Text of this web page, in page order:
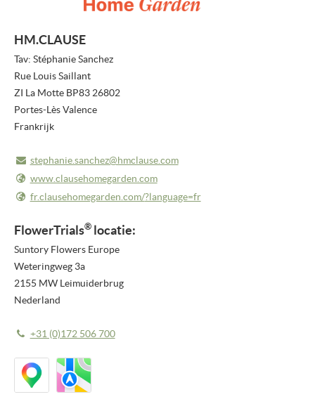
NIEUWSBRIEF
MEDIA
VIDEO REPORTS
HIGHLIGHT VIDEO'S
OVER ONS
CONTACT
HM.CLAUSE
Tav: Stéphanie Sanchez
Rue Louis Saillant
ZI La Motte BP83 26802
Portes-Lès Valence
Frankrijk
stephanie.sanchez@hmclause.com
www.clausehomegarden.com
fr.clausehomegarden.com/?language=fr
FlowerTrials® locatie:
Suntory Flowers Europe
Weteringweg 3a
2155 MW Leimuiderbrug
Nederland
+31 (0)172 506 700